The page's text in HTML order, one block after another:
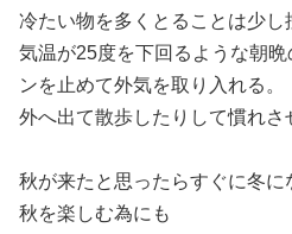
冷たい物を多くとることは少し
気温が25度を下回るような朝
ンを止めて外気を取り入れる。
外へ出て散歩したりして慣れさ
秋が来たと思ったらすぐに冬
秋を楽しむ為にも